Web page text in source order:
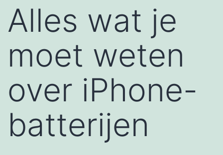
Alles wat je
moet weten
over iPhone-
batterijen